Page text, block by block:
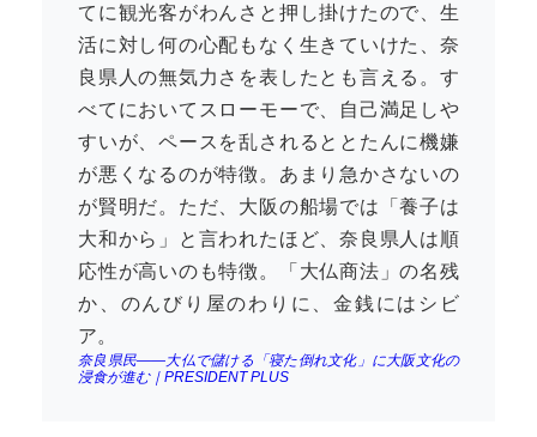
てに観光客がわんさと押し掛けたので、生
活に対し何の心配もなく生きていけた、奈
良県人の無気力さを表したとも言える。す
べてにおいてスローモーで、自己満足しや
すいが、ペースを乱されるととたんに機嫌
が悪くなるのが特徴。あまり急かさないの
が賢明だ。ただ、大阪の船場では「養子は
大和から」と言われたほど、奈良県人は順
応性が高いのも特徴。「大仏商法」の名残
か、のんびり屋のわりに、金銭にはシビ
ア。
奈良県民――大仏で儲ける「寝た倒れ文化」に大阪文化の
浸食が進む｜PRESIDENT PLUS